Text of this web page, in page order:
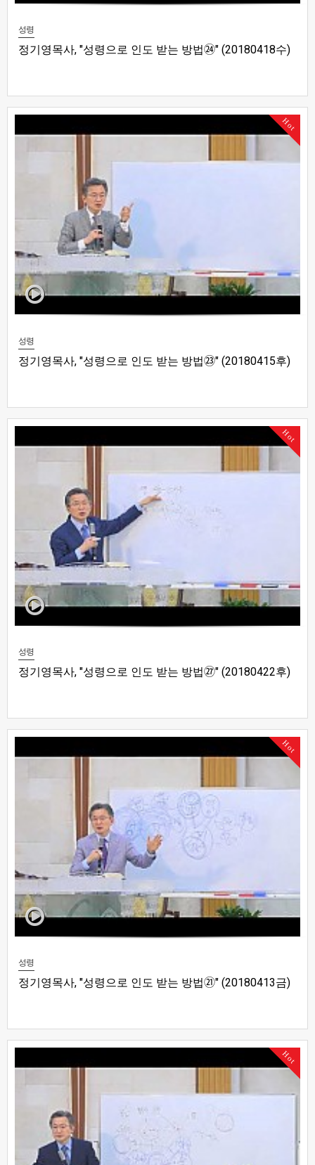
성령
정기영목사, "성령으로 인도 받는 방법㉔" (20180418수)
Hot
성령
정기영목사, "성령으로 인도 받는 방법㉓" (20180415후)
Hot
성령
정기영목사, "성령으로 인도 받는 방법㉗" (20180422후)
Hot
성령
정기영목사, "성령으로 인도 받는 방법㉑" (20180413금)
Hot